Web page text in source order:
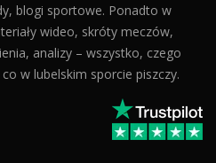
blogi sportowe. Ponadto w
wideo, skróty meczów,
analizy – wszystko, czego
w lubelskim sporcie piszczy.